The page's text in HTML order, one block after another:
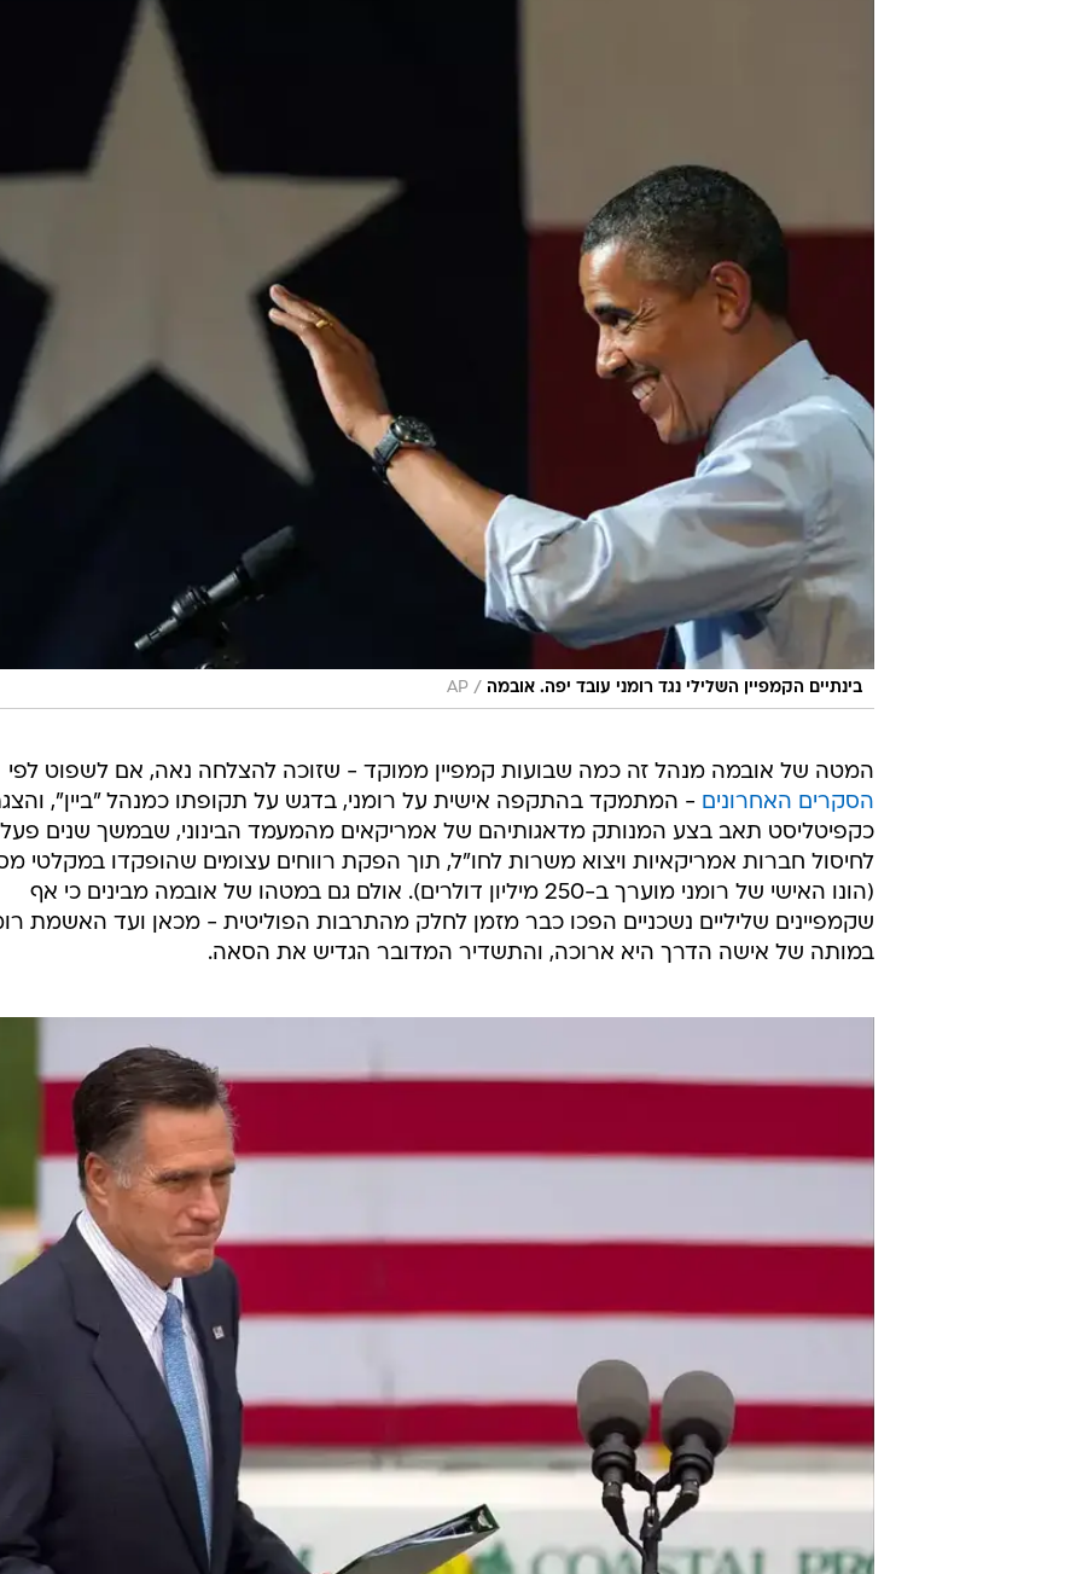
בינתיים הקמפיין השלילי נגד רומני עובד יפה. אובמה /
AP
המטה של אובמה מנהל זה כמה שבועות קמפיין ממוקד - שזוכה להצלחה נאה, אם לשפוט לפי
הסקרים האחרונים - המתמקד בהתקפה אישית על רומני, בדגש על תקופתו כמנהל "ביין",
כקפיטליסט תאב בצע המנותק מדאגותיהם של אמריקאים מהמעמד הבינוני, שבמשך שנים פעל
לחיסול חברות אמריקאיות ויצוא משרות לחו"ל, תוך הפקת רווחים עצומים שהופקדו במקלטי
(הונו האישי של רומני מוערך ב-250 מיליון דולרים). אולם גם במטהו של אובמה מבינים כי אף
שקמפיינים שליליים נשכניים הפכו כבר מזמן לחלק מהתרבות הפוליטית - מכאן ועד האשמת
במותה של אישה הדרך היא ארוכה, והתשדיר המדובר הגדיש את הסאה.